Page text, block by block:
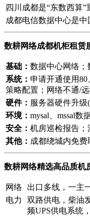
四川成都是“东数西算”
成都电信数据中心是
数耕网络成都机柜租赁
基础： 数据中心网络；
系统： 申请开通使用
策略配置；网络不通/
硬件： 服务器硬件升
环境： mysal、mssal
安全： 机房巡检报告；
其他： 成都绕城内免
数耕网络精选高品质机
网络
出口多线，一主
电力
双路供电，柴油
频UPS供电系统